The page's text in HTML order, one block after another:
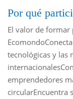
Por qué
El valor de formar
tecnológicas y las
emprendedores
circularEncuentra